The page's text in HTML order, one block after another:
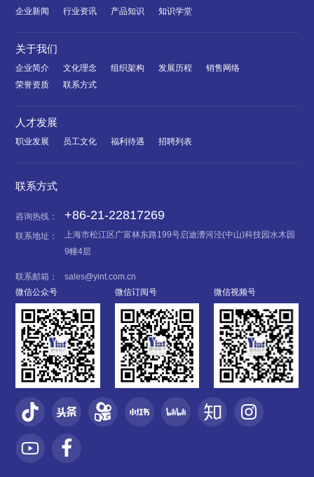
企业新闻 行业资讯 产品知识 知识学堂
关于我们
企业简介 文化理念 组织架构 发展历程
销售网络
荣誉资质
联系方式
人才发展
职业发展 员工文化 福利待遇 招聘列表
联系方式
咨询热线： +86-21-22817269
联系地址：
上海市松江区广富林东路199号启迪漕河泾(中山)科技园水木园
9幢4层
联系邮箱：
sales@yint.com.cn
微信公众号
微信订阅号 微信视频号